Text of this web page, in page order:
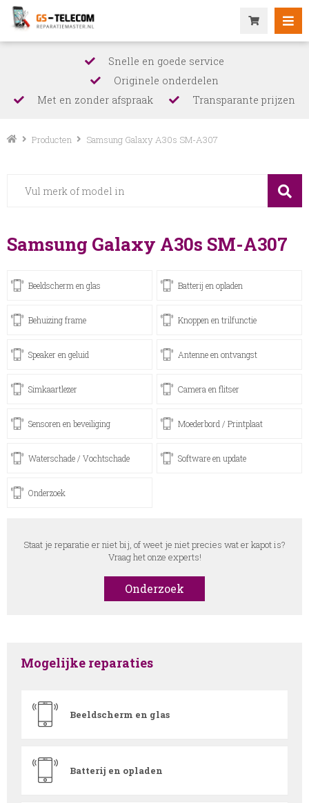
Snelle en goede service
Originele onderdelen
Met en zonder afspraak
Transparante prijzen
Producten Samsung Galaxy A30s SM-A307
Samsung Galaxy A30s SM-A307
Beeldscherm en glas Batterij en opladen
Behuizing frame Knoppen en trilfunctie
Speaker en geluid Antenne en ontvangst
Simkaartlezer Camera en flitser
Sensoren en beveiliging Moederbord / Printplaat
Waterschade / Vochtschade Software en update
Onderzoek
Staat je reparatie er niet bij, of weet je niet precies wat er kapot is?
Vraag het onze experts!
Onderzoek
Mogelijke reparaties
Beeldscherm en glas
Batterij en opladen